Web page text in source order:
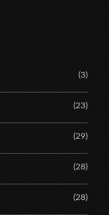
(3)
(23)
(29)
(28)
(28)